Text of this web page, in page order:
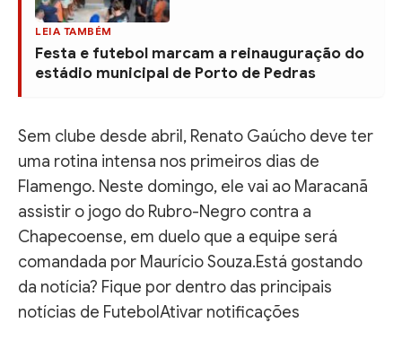
LEIA TAMBÉM
Festa e futebol marcam a reinauguração do
estádio municipal de Porto de Pedras
Sem clube desde abril, Renato Gaúcho deve ter
uma rotina intensa nos primeiros dias de
Flamengo. Neste domingo, ele vai ao Maracanã
assistir o jogo do Rubro-Negro contra a
Chapecoense, em duelo que a equipe será
comandada por Maurício Souza.Está gostando
da notícia? Fique por dentro das principais
notícias de FutebolAtivar notificações